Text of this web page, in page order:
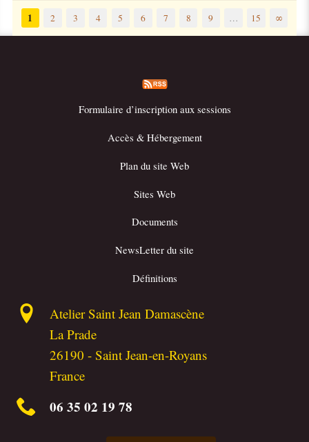
1 2 3 4 5 6 7 8 9 … 15 ∞
Formulaire d’inscription aux sessions
Accès & Hébergement
Plan du site Web
Sites Web
Documents
NewsLetter du site
Définitions
Atelier Saint Jean Damascène
La Prade
26190 -Saint Jean-en-Royans
France
06 35 02 19 78